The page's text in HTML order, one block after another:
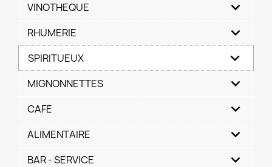
VINOTHEQUE
RHUMERIE
SPIRITUEUX
MIGNONNETTES
CAFE
ALIMENTAIRE
BAR - SERVICE